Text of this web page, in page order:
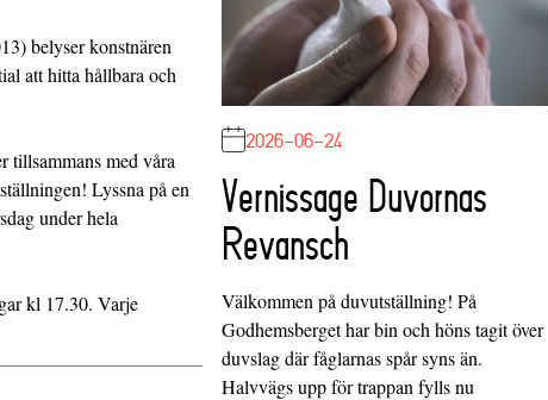
belyser konstnären
att hitta hållbara och
tillsammans med våra
Lyssna på en
under hela
kl 17.30. Varje
2026-06-24
Vernissage Duvornas
Revansch
Välkommen på duvutställning! På
Godhemsberget har bin och höns tagit över
duvslag där fåglarnas spår syns än.
Halvvägs upp för trappan fylls nu